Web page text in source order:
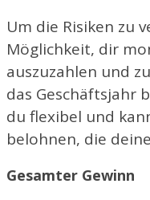
Um die Risiken zu
Möglichkeit, dir
auszuzahlen und
das Geschäftsjahr
du flexibel und
belohnen, die
Gesamter Gewinn